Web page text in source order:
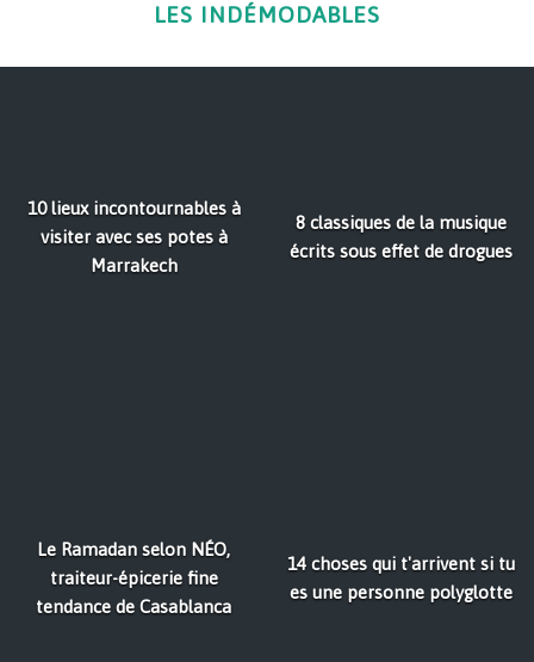
LES INDÉMODABLES
10 lieux incontournables à
visiter avec ses potes à
Marrakech
8 classiques de la musique
écrits sous effet de drogues
Le Ramadan selon NÉO,
traiteur-épicerie fine
tendance de Casablanca
14 choses qui t'arrivent si tu
es une personne polyglotte